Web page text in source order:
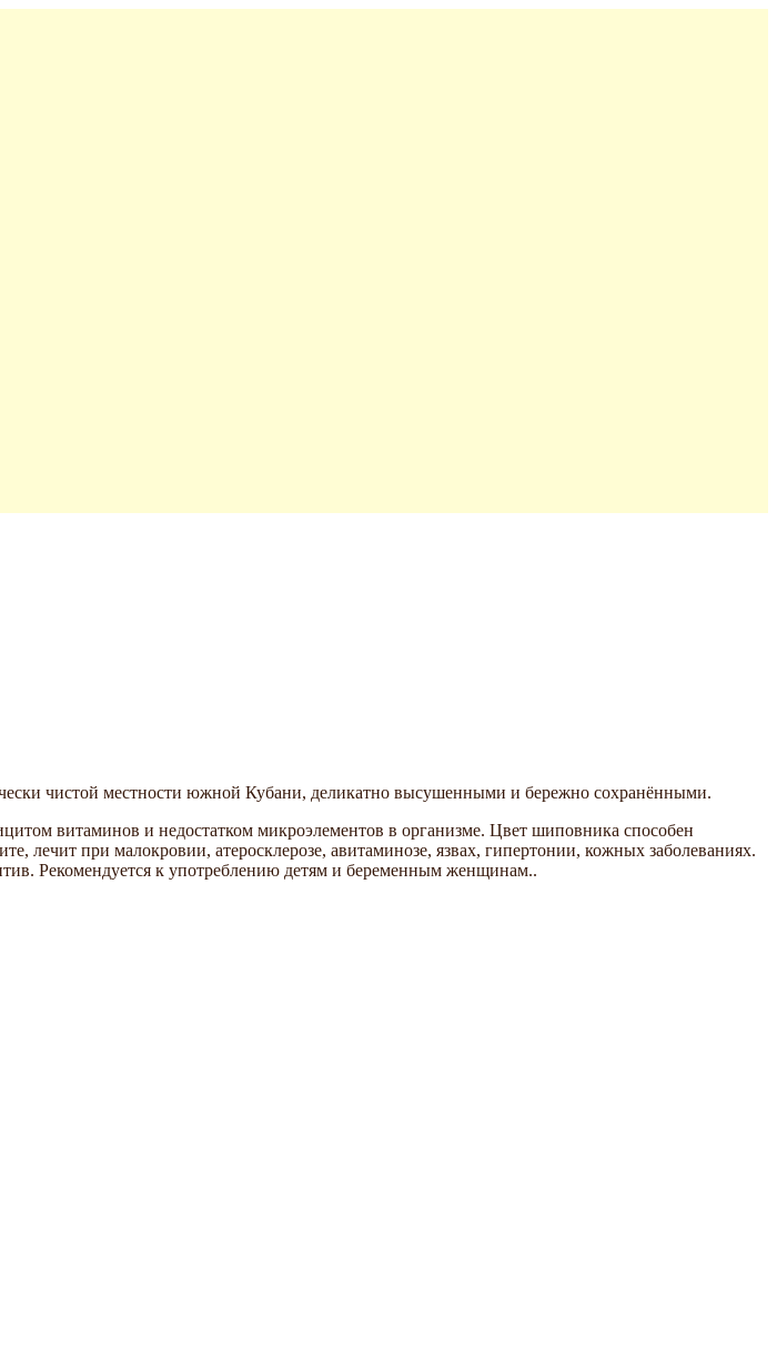
чистой местности южной Кубани, деликатно высушенными и бережно сохранёнными.
витаминов и недостатком микроэлементов в организме. Цвет шиповника способен
лечит при малокровии, атеросклерозе, авитаминозе, язвах, гипертонии, кожных заболеваниях.
Рекомендуется к употреблению детям и беременным женщинам..